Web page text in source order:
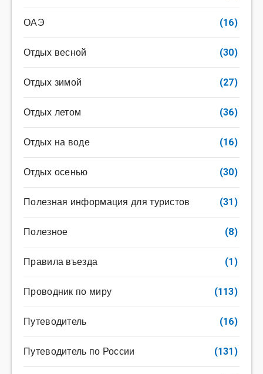
ОАЭ (16)
Отдых весной (30)
Отдых зимой (27)
Отдых летом (36)
Отдых на воде (16)
Отдых осенью (30)
Полезная информация для туристов (31)
Полезное (8)
Правила въезда (1)
Проводник по миру (113)
Путеводитель (16)
Путеводитель по России (131)